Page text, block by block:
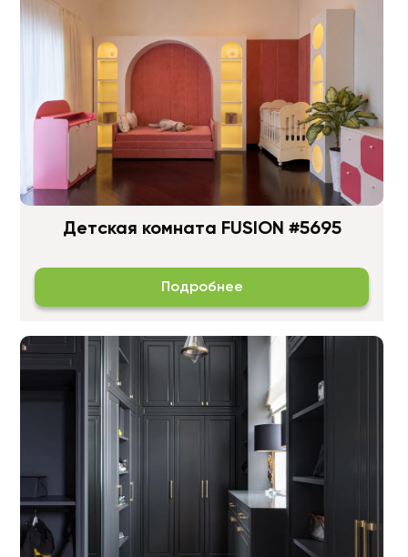
Детская комната FUSION #5695
Подробнее